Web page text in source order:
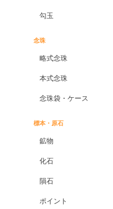
勾玉
念珠
略式念珠
本式念珠
念珠袋・ケース
標本・原石
鉱物
化石
隕石
ポイント